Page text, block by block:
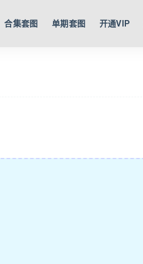
合集套图 单期套图 开通VIP
全部